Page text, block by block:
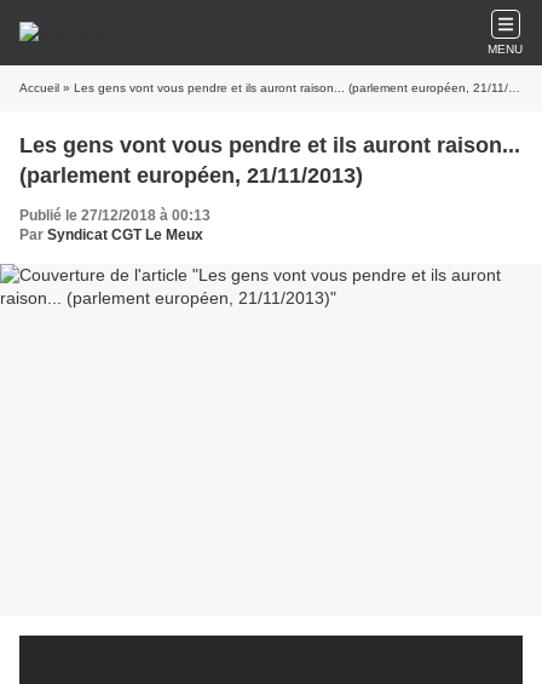
MENU
Accueil » Les gens vont vous pendre et ils auront raison... (parlement européen, 21/11/2013)
Les gens vont vous pendre et ils auront raison...
(parlement européen, 21/11/2013)
Publié le 27/12/2018 à 00:13
Par Syndicat CGT Le Meux